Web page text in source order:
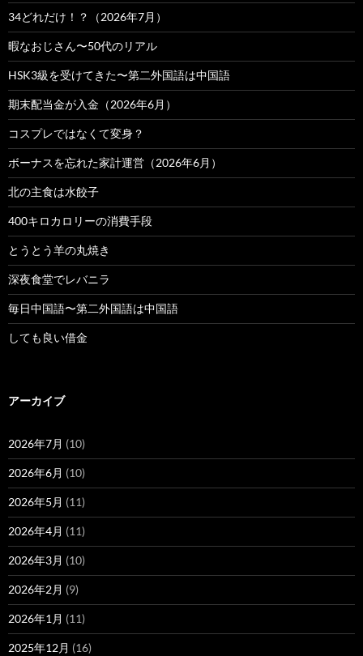
34どれだけ！？（2026年7月）
暇なおじさん〜50代のリアル
HSK3級を受けてきた〜第二外国語は中国語
期末配当金が入金（2026年6月）
コスプレではなくて変身？
ボーナスを忘れた家計運営（2026年6月）
北の主食は水餃子
400キロカロリーの消費手段
とうとう羊の丸焼き
深夜食堂でレバニラ
毎日中国語〜第二外国語は中国語
しても良い借金
アーカイブ
2026年7月 (10)
2026年6月 (10)
2026年5月 (11)
2026年4月 (11)
2026年3月 (10)
2026年2月 (9)
2026年1月 (11)
2025年12月 (16)